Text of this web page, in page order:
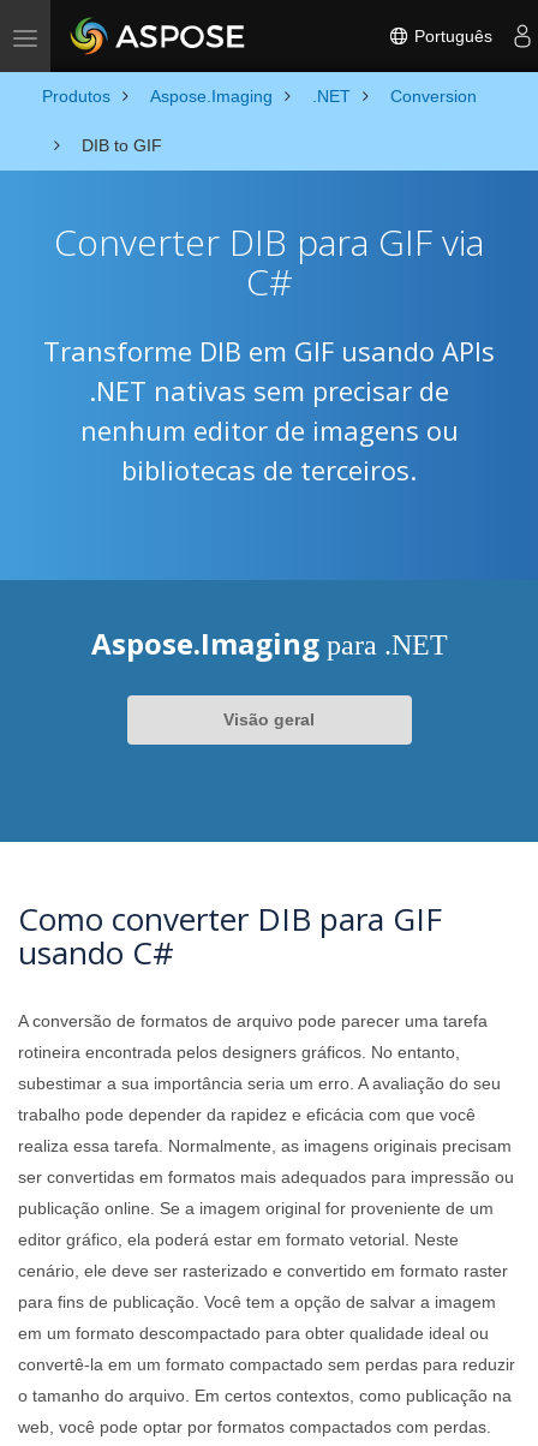
Toggle navigation Português
Produtos Aspose.Imaging .NET Conversion
DIB to GIF
Converter DIB para GIF via
C#
Transforme DIB em GIF usando APIs
.NET nativas sem precisar de
nenhum editor de imagens ou
bibliotecas de terceiros.
Aspose.Imaging para .NET
Visão geral
Como converter DIB para GIF
usando C#
A conversão de formatos de arquivo pode parecer uma tarefa
rotineira encontrada pelos designers gráficos. No entanto,
subestimar a sua importância seria um erro. A avaliação do seu
trabalho pode depender da rapidez e eficácia com que você
realiza essa tarefa. Normalmente, as imagens originais precisam
ser convertidas em formatos mais adequados para impressão ou
publicação online. Se a imagem original for proveniente de um
editor gráfico, ela poderá estar em formato vetorial. Neste
cenário, ele deve ser rasterizado e convertido em formato raster
para fins de publicação. Você tem a opção de salvar a imagem
em um formato descompactado para obter qualidade ideal ou
convertê-la em um formato compactado sem perdas para reduzir
o tamanho do arquivo. Em certos contextos, como publicação na
web, você pode optar por formatos compactados com perdas.